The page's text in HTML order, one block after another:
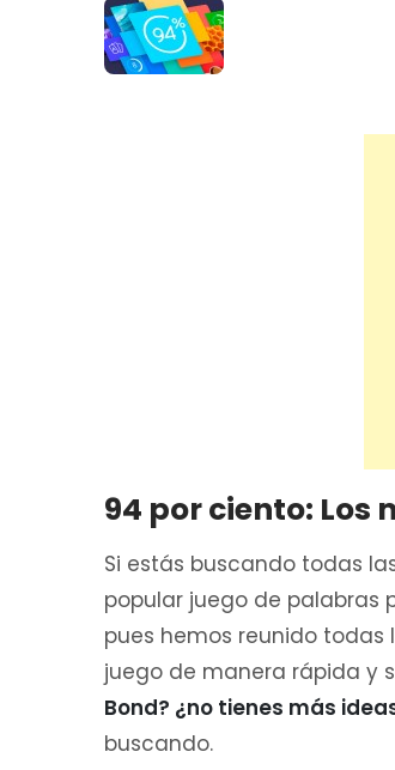
94 por ciento: Los
Si estás buscando todas
popular juego de palabras
pues hemos reunido
juego de manera rápida y
Bond? ¿no tienes más
buscando.